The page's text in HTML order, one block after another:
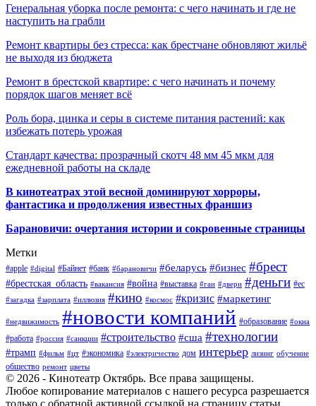
Генеральная уборка после ремонта: с чего начинать и где не
наступить на грабли
Ремонт квартиры без стресса: как брестчане обновляют жильё
не выходя из бюджета
Ремонт в брестской квартире: с чего начинать и почему
порядок шагов меняет всё
Роль бора, цинка и серы в системе питания растений: как
избежать потерь урожая
Стандарт качества: прозрачный скотч 48 мм 45 мкм для
ежедневной работы на складе
В кинотеатрах этой весной доминируют хорроры,
фантастика и продолжения известных франшиз
Барановичи: очертания истории и сокровенные страницы
Метки
#apple #digital #Байнет #банк #барановичи #беларусь #бизнес #брест
#брестская_область #вакансия #война #выставка #гаи #двери #деньги #ес
#загадка #зарплата #иллюзия #кино #космос #кризис #маркетинг
#недвижимость #новости компаний #образование #окна
#работа #россия #санкции #строительство #сша #технологии
#трамп #фильм #цт #экономика #электричество дом интерьер лизинг обучение
общество ремонт цветы
© 2026 - Кинотеатр Октябрь. Все права защищены.
Любое копирование материалов с нашего ресурса разрешается
только с обратной активной ссылкой на страницу статьи.